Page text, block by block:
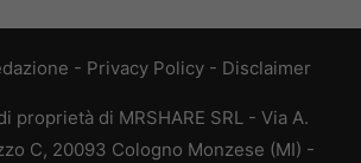
- Privacy Policy - Disclaimer
proprietà di MRSHARE SRL - Via A.
C, 20093 Cologno Monzese (MI) -